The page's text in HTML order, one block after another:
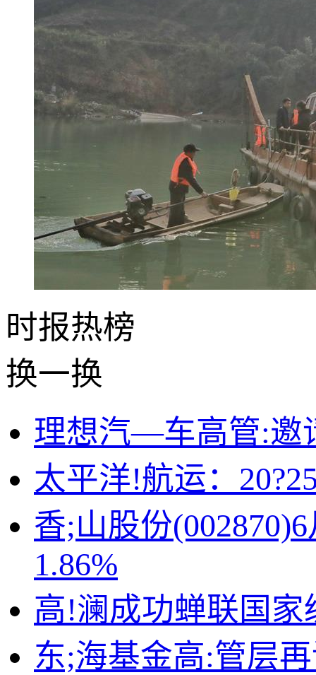
时报热榜
换一换
理想汽—车高管:邀
太平洋!航运：
香;山股份
1.86%
高!澜成功蝉联国家
东;海基金高:管层